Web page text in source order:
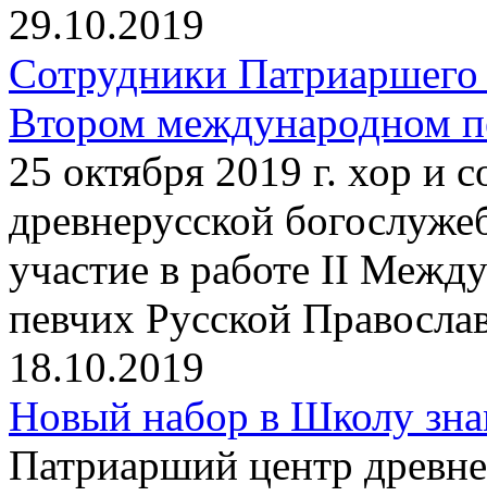
29.10.2019
Сотрудники
Втором международном
25 октября 2019 г. хор и
древнерусской
участие в работе II
певчих Русской
18.10.2019
Новый набор в Школу
Патриарший центр